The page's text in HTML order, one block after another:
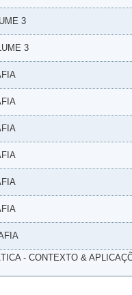
3
3
- CONTEXTO &